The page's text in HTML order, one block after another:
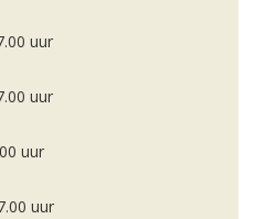
uur
uur
uur
uur